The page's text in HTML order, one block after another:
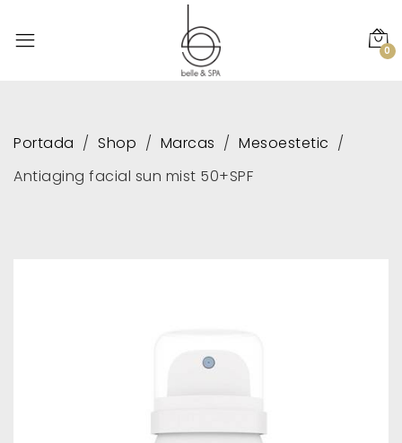
0
Portada Shop Marcas
Mesoestetic
Antiaging facial sun mist 50+SPF